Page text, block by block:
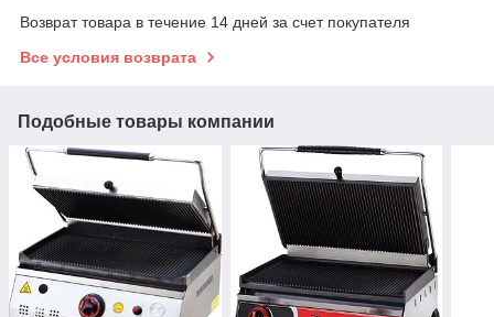
Возврат товара в течение 14 дней за счет покупателя
Все условия возврата
Подобные товары компании